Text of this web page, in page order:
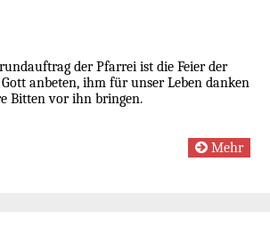
der Pfarrei ist die Feier der
anbeten, ihm für unser Leben danken
Bitten vor ihn bringen.
Mehr